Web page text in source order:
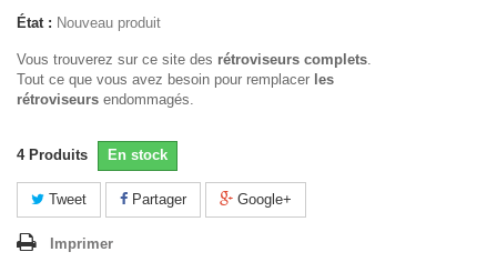
État : Nouveau produit
Vous trouverez sur ce site des rétroviseurs complets.
Tout ce que vous avez besoin pour remplacer les
rétroviseurs endommagés.
4 Produits En stock
Tweet Partager Google+
Imprimer